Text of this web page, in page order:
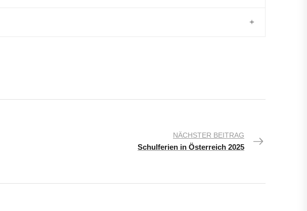
NÄCHSTER BEITRAG
Schulferien in Österreich 2025